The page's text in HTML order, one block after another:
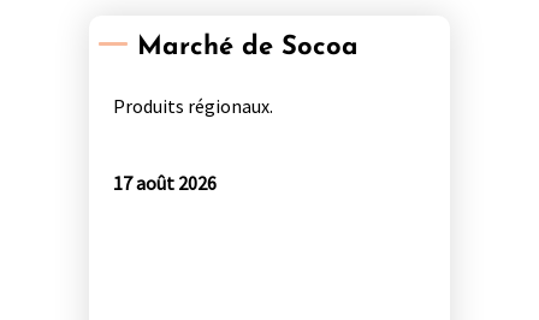
Marché de Socoa
Produits régionaux.
17 août 2026